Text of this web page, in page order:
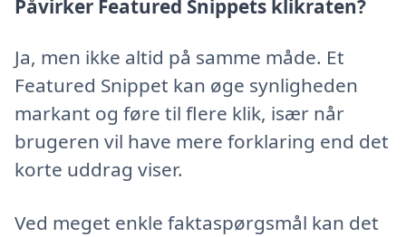
Påvirker Featured Snippets klikraten?
Ja, men ikke altid på samme måde. Et
Featured Snippet kan øge synligheden
markant og føre til flere klik, især når
brugeren vil have mere forklaring end det
korte uddrag viser.
Ved meget enkle faktaspørgsmål kan det